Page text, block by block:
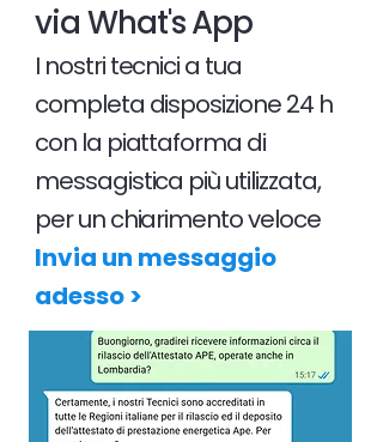
via What's App
I nostri tecnici a tua
completa disposizione 24 h
con la piattaforma di
messagistica più utilizzata,
per un chiarimento veloce
Invia un messaggio
adesso >